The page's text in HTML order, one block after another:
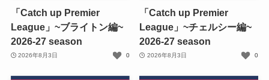
「Catch up Premier
League」~ブライトン編~
2026-27 season
2026年8月3日 0
「Catch up Premier
League」~チェルシー編~
2026-27 season
2026年8月3日 0